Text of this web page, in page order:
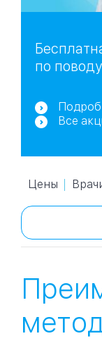
по
Все
Цены